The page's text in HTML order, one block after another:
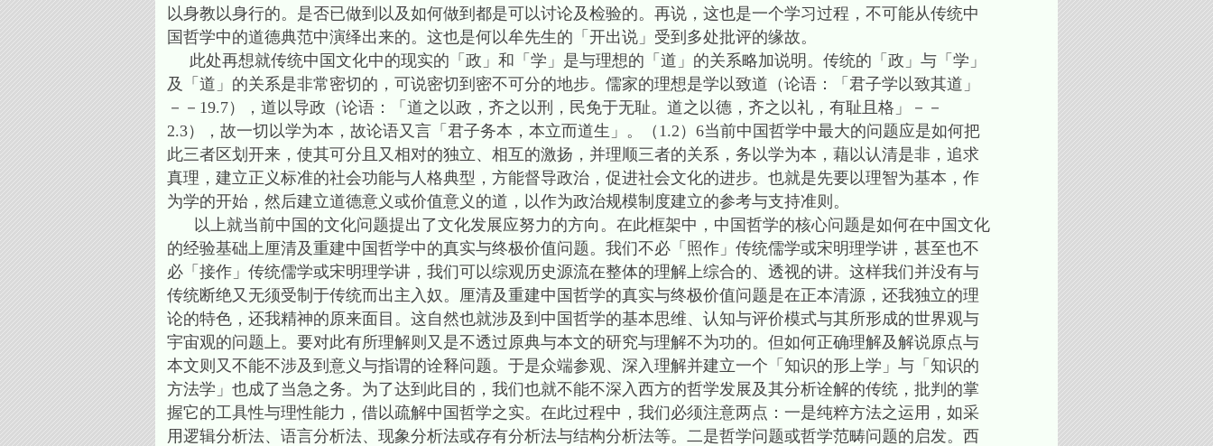
以身教以身行的。是否已做到以及如何做到都是可以讨论及检验的。再说，这也是一个学习过程，不可能从传统中
国哲学中的道德典范中演绎出来的。这也是何以牟先生的「开出说」受到多处批评的缘故。
此处再想就传统中国文化中的现实的「政」和「学」是与理想的「道」的关系略加说明。传统的「政」与「学」
及「道」的关系是非常密切的，可说密切到密不可分的地步。儒家的理想是学以致道（论语：「君子学以致其道」
－－19.7），道以导政（论语：「道之以政，齐之以刑，民免于无耻。道之以德，齐之以礼，有耻且格」－－
2.3），故一切以学为本，故论语又言「君子务本，本立而道生」。（1.2）6当前中国哲学中最大的问题应是如何把
此三者区划开来，使其可分且又相对的独立、相互的激扬，并理顺三者的关系，务以学为本，藉以认清是非，追求
真理，建立正义标准的社会功能与人格典型，方能督导政治，促进社会文化的进步。也就是先要以理智为基本，作
为学的开始，然后建立道德意义或价值意义的道，以作为政治规模制度建立的参考与支持准则。
以上就当前中国的文化问题提出了文化发展应努力的方向。在此框架中，中国哲学的核心问题是如何在中国文化
的经验基础上厘清及重建中国哲学中的真实与终极价值问题。我们不必「照作」传统儒学或宋明理学讲，甚至也不
必「接作」传统儒学或宋明理学讲，我们可以综观历史源流在整体的理解上综合的、透视的讲。这样我们并没有与
传统断绝又无须受制于传统而出主入奴。厘清及重建中国哲学的真实与终极价值问题是在正本清源，还我独立的理
论的特色，还我精神的原来面目。这自然也就涉及到中国哲学的基本思维、认知与评价模式与其所形成的世界观与
宇宙观的问题上。要对此有所理解则又是不透过原典与本文的研究与理解不为功的。但如何正确理解及解说原点与
本文则又不能不涉及到意义与指谓的诠释问题。于是众端参观、深入理解并建立一个「知识的形上学」与「知识的
方法学」也成了当急之务。为了达到此目的，我们也就不能不深入西方的哲学发展及其分析诠解的传统，批判的掌
握它的工具性与理性能力，借以疏解中国哲学之实。在此过程中，我们必须注意两点：一是纯粹方法之运用，如采
用逻辑分析法、语言分析法、现象分析法或存有分析法与结构分析法等。二是哲学问题或哲学范畴问题的启发。西